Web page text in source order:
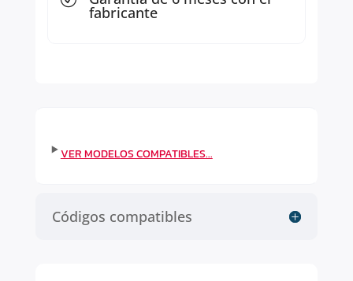
fabricante
Códigos compatibles